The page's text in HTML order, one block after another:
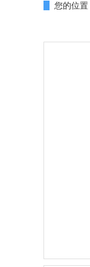
您的位置